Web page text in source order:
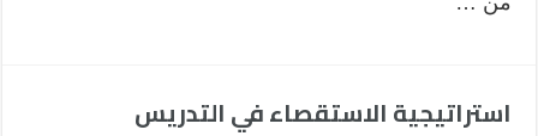
استراتيجية الاستقصاء في التدريس